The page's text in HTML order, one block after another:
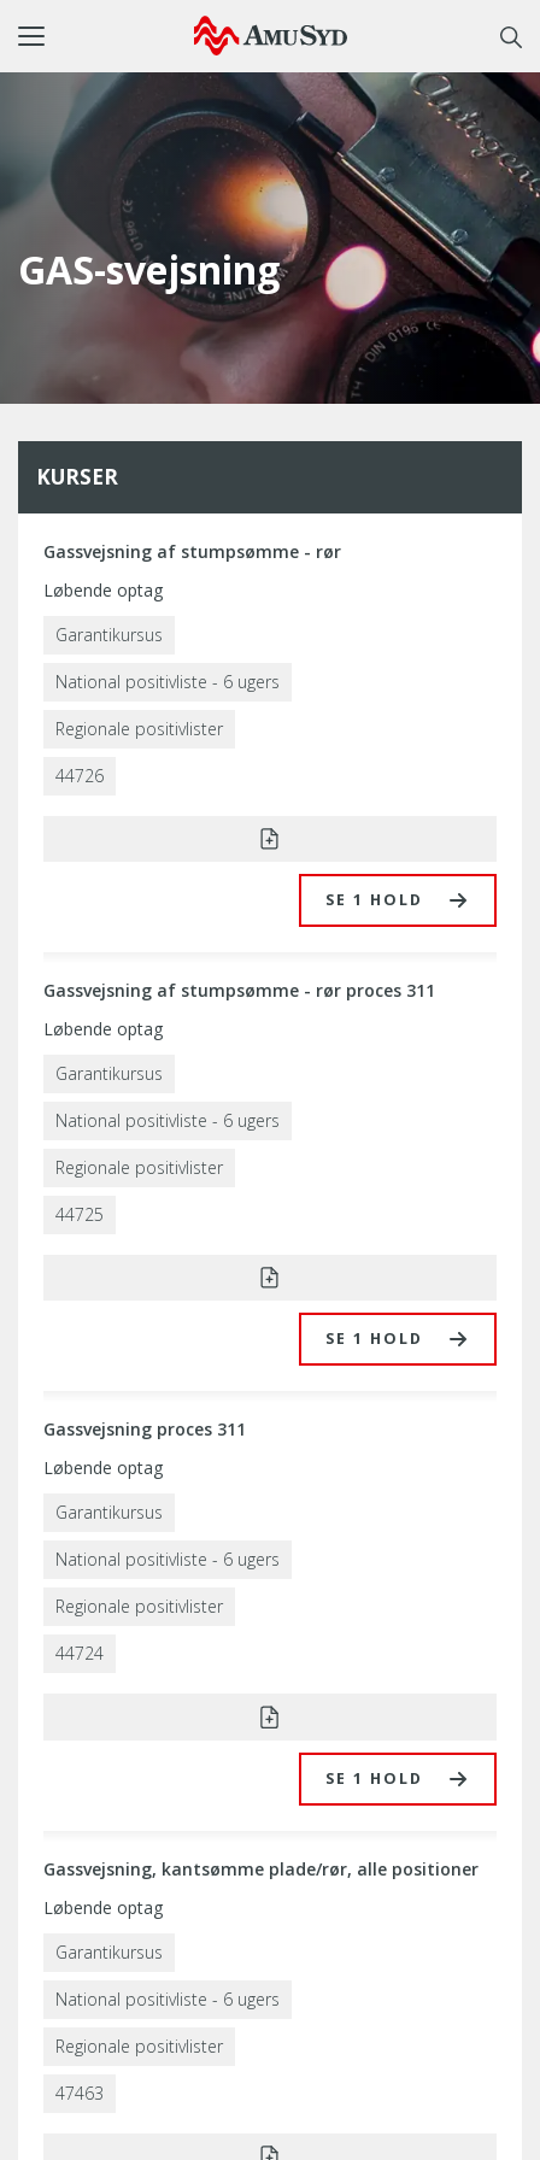
Toggle
GAS-svejsning
KURSER
Gassvejsning af stumpsømme - rør
Garantikursus
National positivliste - 6 ugers
Regionale positivlister
44726
SE 1 HOLD
Løbende optag
Gassvejsning af stumpsømme - rør proces 311
Garantikursus
National positivliste - 6 ugers
Regionale positivlister
44725
SE 1 HOLD
Løbende optag
Gassvejsning proces 311
Garantikursus
National positivliste - 6 ugers
Regionale positivlister
44724
SE 1 HOLD
Løbende optag
Gassvejsning, kantsømme plade/rør, alle positioner
Garantikursus
National positivliste - 6 ugers
Regionale positivlister
47463
Løbende optag